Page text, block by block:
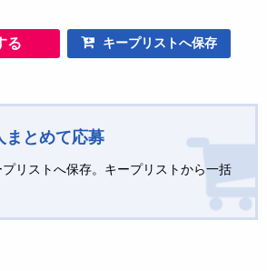
る キープリストへ保存
まとめて応募
リストへ保存。キープリストから一括